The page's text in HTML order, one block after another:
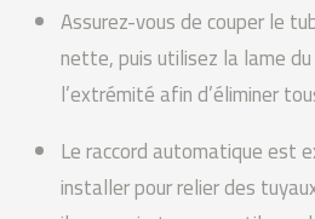
Assurez-vous de couper le
nette, puis utilisez la lame
l’extrémité afin d’éliminer
Le raccord automatique est
installer pour relier des